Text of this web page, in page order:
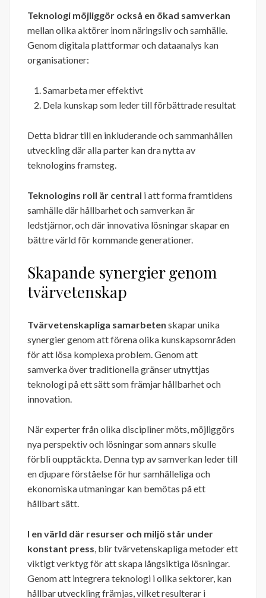
Teknologi möjliggör också en ökad samverkan
mellan olika aktörer inom näringsliv och samhälle.
Genom digitala plattformar och dataanalys kan
organisationer:
Samarbeta mer effektivt
Dela kunskap som leder till förbättrade resultat
Detta bidrar till en inkluderande och sammanhållen
utveckling där alla parter kan dra nytta av
teknologins framsteg.
Teknologins roll är central i att forma framtidens
samhälle där hållbarhet och samverkan är
ledstjärnor, och där innovativa lösningar skapar en
bättre värld för kommande generationer.
Skapande synergier genom
tvärvetenskap
Tvärvetenskapliga samarbeten skapar unika
synergier genom att förena olika kunskapsområden
för att lösa komplexa problem. Genom att
samverka över traditionella gränser utnyttjas
teknologi på ett sätt som främjar hållbarhet och
innovation.
När experter från olika discipliner möts, möjliggörs
nya perspektiv och lösningar som annars skulle
förbli oupptäckta. Denna typ av samverkan leder till
en djupare förståelse för hur samhälleliga och
ekonomiska utmaningar kan bemötas på ett
hållbart sätt.
I en värld där resurser och miljö står under
konstant press , blir tvärvetenskapliga metoder ett
viktigt verktyg för att skapa långsiktiga lösningar.
Genom att integrera teknologi i olika sektorer, kan
hållbar utveckling främjas, vilket resulterar i